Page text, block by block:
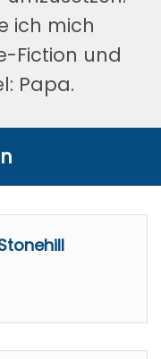
ich mich
Fiction und
Papa.